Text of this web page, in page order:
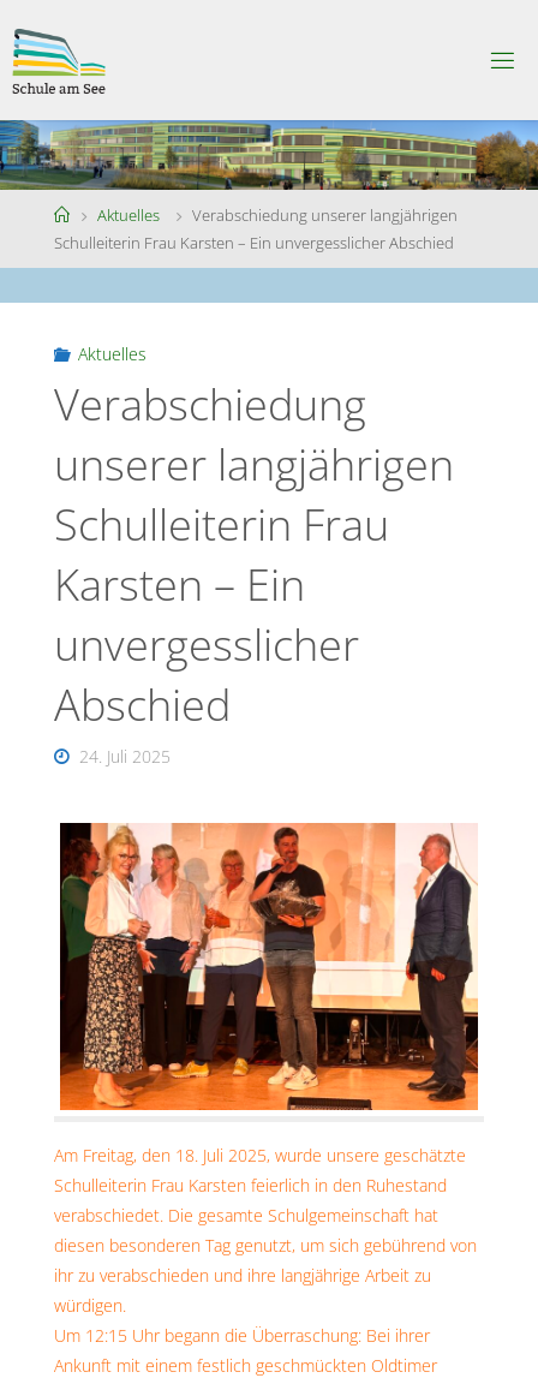
to
content
CHU
LEA
MS
EE
HomeAktuelles
Verabschiedung unserer langjährigen
Schulleiterin Frau Karsten – Ein unvergesslicher Abschied
Aktuelles
Verabschiedung
unserer langjährigen
Schulleiterin Frau
Karsten – Ein
unvergesslicher
Abschied
24. Juli 2025
Am Freitag, den 18. Juli 2025, wurde unsere geschätzte
Schulleiterin Frau Karsten feierlich in den Ruhestand
verabschiedet. Die gesamte Schulgemeinschaft hat
diesen besonderen Tag genutzt, um sich gebührend von
ihr zu verabschieden und ihre langjährige Arbeit zu
würdigen.
Um 12:15 Uhr begann die Überraschung: Bei ihrer
Ankunft mit einem festlich geschmückten Oldtimer